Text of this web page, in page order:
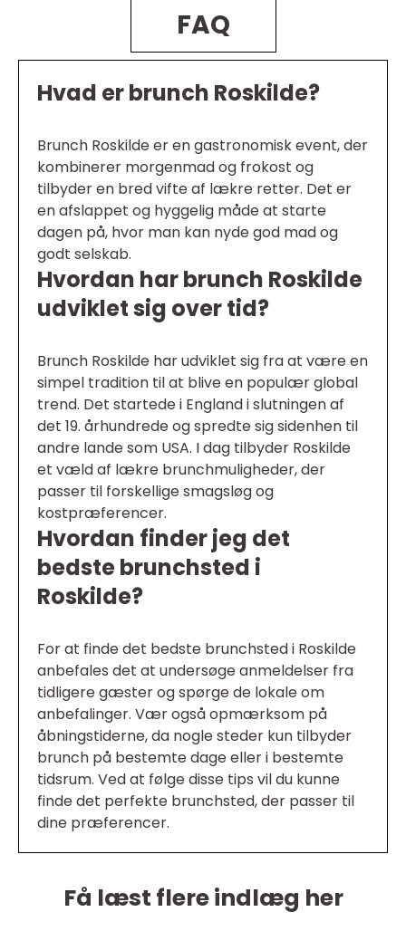
FAQ
Hvad er brunch Roskilde?
Brunch Roskilde er en gastronomisk event, der
kombinerer morgenmad og frokost og
tilbyder en bred vifte af lækre retter. Det er
en afslappet og hyggelig måde at starte
dagen på, hvor man kan nyde god mad og
godt selskab.
Hvordan har brunch Roskilde
udviklet sig over tid?
Brunch Roskilde har udviklet sig fra at være en
simpel tradition til at blive en populær global
trend. Det startede i England i slutningen af
det 19. århundrede og spredte sig sidenhen til
andre lande som USA. I dag tilbyder Roskilde
et væld af lækre brunchmuligheder, der
passer til forskellige smagsløg og
kostpræferencer.
Hvordan finder jeg det
bedste brunchsted i
Roskilde?
For at finde det bedste brunchsted i Roskilde
anbefales det at undersøge anmeldelser fra
tidligere gæster og spørge de lokale om
anbefalinger. Vær også opmærksom på
åbningstiderne, da nogle steder kun tilbyder
brunch på bestemte dage eller i bestemte
tidsrum. Ved at følge disse tips vil du kunne
finde det perfekte brunchsted, der passer til
dine præferencer.
Få læst flere indlæg her